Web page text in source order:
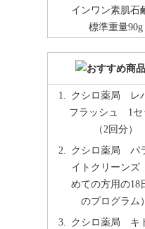
インワン素肌
標準重量90g
クシロ薬局 レ
フラッシュ 1セ
（2回分）
クシロ薬局 パ
イトクリーンズ
めての方用の18
のプログラム）
クシロ薬局 キ